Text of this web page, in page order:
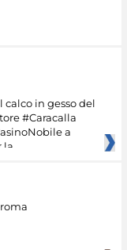
calco in gesso del
#Caracalla
a
la